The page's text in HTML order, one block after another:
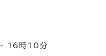
16時10分